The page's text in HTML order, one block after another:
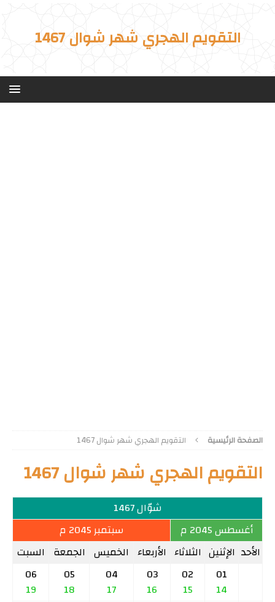
التقويم الهجري شهر شوال 1467
الصفحة الرئيسية التقويم الهجري شهر شوال 1467
التقويم الهجري شهر شوال 1467
شوّال 1467
أغسطس 2045 م
سبتمبر 2045 م
الأحد الإثنين الثلاثاء الأربعاء الخميس الجمعة السبت
01
14
02
15
03
16
04
17
05
18
06
19